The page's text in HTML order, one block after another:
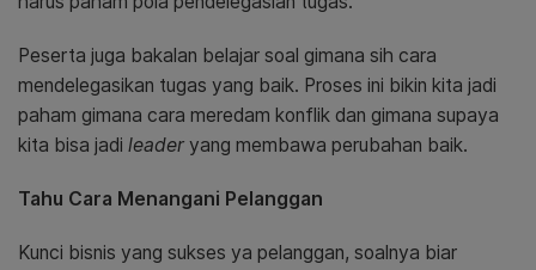
Peserta juga bakalan belajar soal gimana sih cara
mendelegasikan tugas yang baik. Proses ini bikin kita jadi
paham gimana cara meredam konflik dan gimana supaya
kita bisa jadi leader yang membawa perubahan baik.
Tahu Cara Menangani Pelanggan
Kunci bisnis yang sukses ya pelanggan, soalnya biar